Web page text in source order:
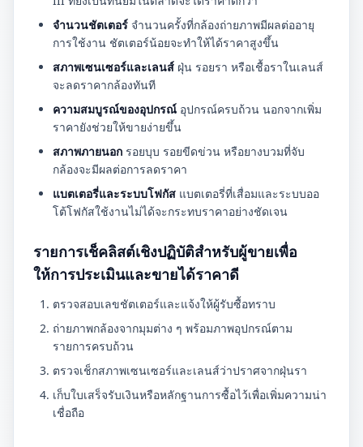
จำนวนชัตเตอร์ จำนวนครั้งที่กล้องถ่ายภาพมีผลต่ออายุ
การใช้งาน ชัตเตอร์น้อยจะทำให้ได้ราคาสูงขึ้น
สภาพเซนเซอร์และเลนส์ ฝุ่น รอยรา หรือเชื้อราในเลนส์
จะลดราคากล้องทันที
ความสมบูรณ์ของอุปกรณ์ อุปกรณ์ครบถ้วน นอกจากเพิ่ม
ราคายังช่วยให้ขายง่ายขึ้น
สภาพภายนอก รอยบุบ รอยขีดข่วน หรือยางบวมที่จับ
กล้องจะมีผลต่อการลดราคา
แบตเตอรี่และระบบโฟกัส แบตเตอรี่ที่เสื่อมและระบบออ
โต้โฟกัสใช้งานไม่ได้จะกระทบราคาอย่างชัดเจน
รายการเช็คลิสต์เชิงปฏิบัติสำหรับผู้ขายเพื่อ
ให้การประเมินและขายได้ราคาดี
ตรวจสอบเลขชัตเตอร์และแจ้งให้ผู้รับซื้อทราบ
ถ่ายภาพกล้องจากมุมต่าง ๆ พร้อมภาพอุปกรณ์ตาม
รายการครบถ้วน
ตรวจเช็กสภาพเซนเซอร์และเลนส์ว่าปราศจากฝุ่นรา
เก็บใบเสร็จรับเงินหรือหลักฐานการซื้อไว้เพื่อเพิ่มความน่า
เชื่อถือ